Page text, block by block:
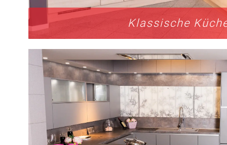
Klassische